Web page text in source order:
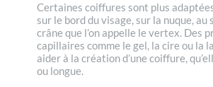
Certaines coiffures sont plus
sur le bord du visage, sur la nuque, au
crâne que l’on appelle le vertex. Des
capillaires comme le gel, la cire ou la
aider à la création d’une coiffure,
ou longue.